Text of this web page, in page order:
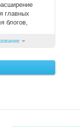
главных
блогов,